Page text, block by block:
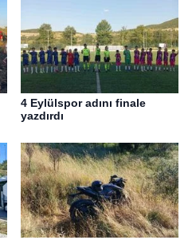
4 Eylülspor adını finale
yazdırdı